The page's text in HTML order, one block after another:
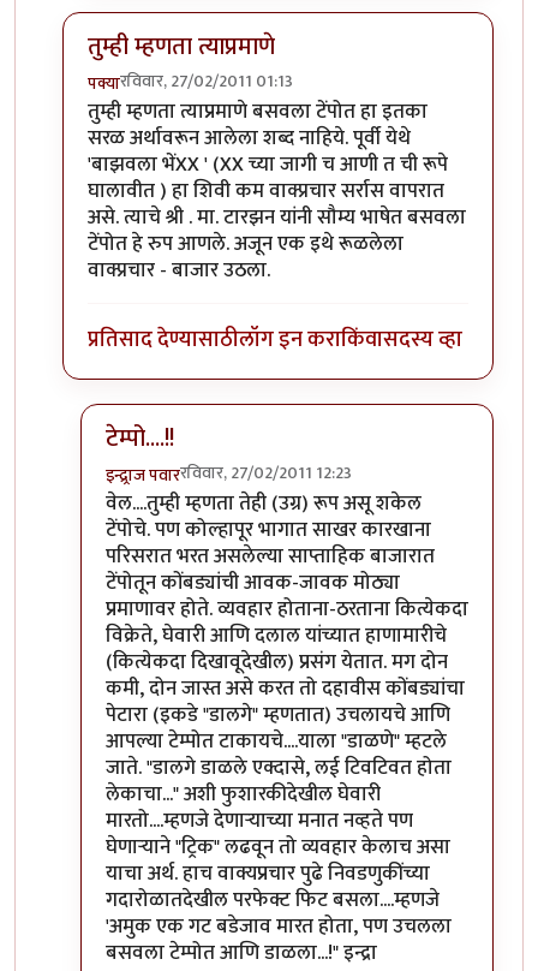
तुम्ही म्हणता त्याप्रमाणे
पक्यारविवार, 27/02/2011 01:13
In reply toश्री.गगनविहारी....मी स्वतःbyइन्द्र्राज पवार
तुम्ही म्हणता त्याप्रमाणे बसवला टेंपोत हा इतका
सरळ अर्थावरून आलेला शब्द नाहिये. पूर्वी येथे
'बाझवला भेंXX ' (XX च्या जागी च आणी त ची रूपे
घालावीत ) हा शिवी कम वाक्प्रचार सर्रास वापरात
असे. त्याचे श्री . मा. टारझन यांनी सौम्य भाषेत बसवला
टेंपोत हे रुप आणले. अजून एक इथे रूळलेला
वाक्प्रचार - बाजार उठला.
प्रतिसाद देण्यासाठीलॉग इन कराकिंवासदस्य व्हा
टेम्पो....!!
इन्द्र्राज पवाररविवार, 27/02/2011 12:23
In reply toतुम्ही म्हणता त्याप्रमाणेbyपक्या
वेल....तुम्ही म्हणता तेही (उग्र) रूप असू शकेल
टेंपोचे. पण कोल्हापूर भागात साखर कारखाना
परिसरात भरत असलेल्या साप्ताहिक बाजारात
टेंपोतून कोंबड्यांची आवक-जावक मोठ्या
प्रमाणावर होते. व्यवहार होताना-ठरताना कित्येकदा
विक्रेते, घेवारी आणि दलाल यांच्यात हाणामारीचे
(कित्येकदा दिखावूदेखील) प्रसंग येतात. मग दोन
कमी, दोन जास्त असे करत तो दहावीस कोंबड्यांचा
पेटारा (इकडे "डालगे" म्हणतात) उचलायचे आणि
आपल्या टेम्पोत टाकायचे....याला "डाळणे" म्हटले
जाते. "डालगे डाळले एक्दासे, लई टिवटिवत होता
लेकाचा..." अशी फुशारकीदेखील घेवारी
मारतो....म्हणजे देणार्‍याच्या मनात नव्हते पण
घेणार्‍याने "ट्रिक" लढवून तो व्यवहार केलाच असा
याचा अर्थ. हाच वाक्यप्रचार पुढे निवडणुकींच्या
गदारोळातदेखील परफेक्ट फिट बसला....म्हणजे
'अमुक एक गट बडेजाव मारत होता, पण उचलला
बसवला टेम्पोत आणि डाळला...!" इन्द्रा